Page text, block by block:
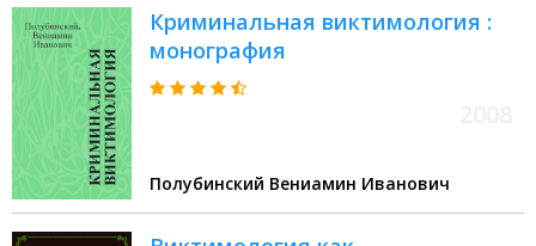
Криминальная виктимология :
монография
Полубинский Вениамин Иванович